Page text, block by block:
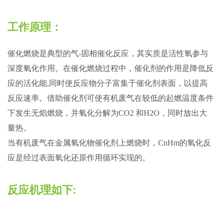
工作原理：
催化燃烧是典型的气-固相催化反应，其实质是活性氧参与
深度氧化作用。在催化燃烧过程中，催化剂的作用是降低反
应的活化能,同时使反应物分子富集于催化剂表面，以提高
反应速率。借助催化剂可使有机废气在较低的起燃温度条件
下发生无焰燃烧，并氧化分解为CO2 和H2O，同时放出大
量热。
当有机废气在金属氧化物催化剂上燃烧时，CnHm的氧化反
应是经过表面氧化还原作用循环实现的。
反应机理如下: